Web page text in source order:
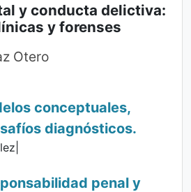
y conducta delictiva:
y forenses
Otero
conceptuales,
diagnósticos.
penal y